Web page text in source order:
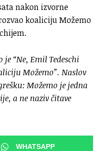
nakon izvorne
koaliciju Možemo
“Ne, Emil Tedeschi
Možemo”. Naslov
Možemo je jedna
a ne naziv čitave
WHATSAPP